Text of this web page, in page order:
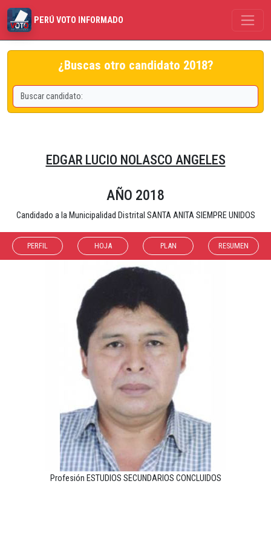
PERÚ VOTO INFORMADO
¿Buscas otro candidato 2018?
EDGAR LUCIO NOLASCO ANGELES
AÑO 2018
Candidado a la Municipalidad Distrital SANTA ANITA SIEMPRE UNIDOS
PERFIL HOJA PLAN RESUMEN
Profesión ESTUDIOS SECUNDARIOS CONCLUIDOS